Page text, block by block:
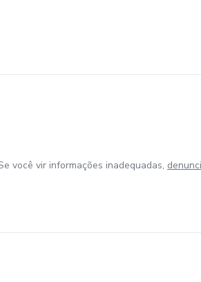
você vir informações inadequadas,